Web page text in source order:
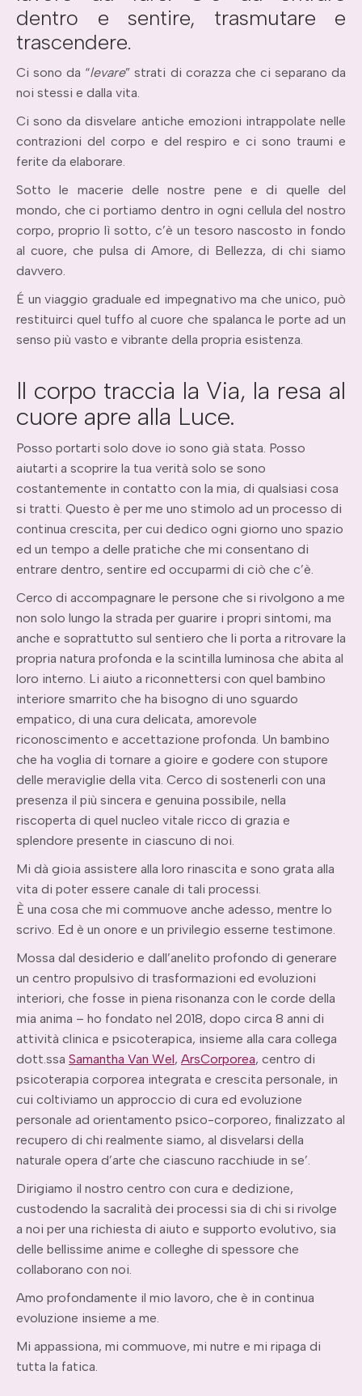
dentro e sentire, trasmutare e
trascendere.
Ci sono da “levare” strati di corazza che ci separano da
noi stessi e dalla vita.
Ci sono da disvelare antiche emozioni intrappolate nelle
contrazioni del corpo e del respiro e ci sono traumi e
ferite da elaborare.
Sotto le macerie delle nostre pene e di quelle del
mondo, che ci portiamo dentro in ogni cellula del nostro
corpo, proprio lì sotto, c’è un tesoro nascosto in fondo
al cuore, che pulsa di Amore, di Bellezza, di chi siamo
davvero.
É un viaggio graduale ed impegnativo ma che unico, può
restituirci quel tuffo al cuore che spalanca le porte ad un
senso più vasto e vibrante della propria esistenza.
Il corpo traccia la Via, la resa al
cuore apre alla Luce.
Posso portarti solo dove io sono già stata. Posso
aiutarti a scoprire la tua verità solo se sono
costantemente in contatto con la mia, di qualsiasi cosa
si tratti. Questo è per me uno stimolo ad un processo di
continua crescita, per cui dedico ogni giorno uno spazio
ed un tempo a delle pratiche che mi consentano di
entrare dentro, sentire ed occuparmi di ciò che c’è.
Cerco di accompagnare le persone che si rivolgono a me
non solo lungo la strada per guarire i propri sintomi, ma
anche e soprattutto sul sentiero che li porta a ritrovare la
propria natura profonda e la scintilla luminosa che abita al
loro interno. Li aiuto a riconnettersi con quel bambino
interiore smarrito che ha bisogno di uno sguardo
empatico, di una cura delicata, amorevole
riconoscimento e accettazione profonda. Un bambino
che ha voglia di tornare a gioire e godere con stupore
delle meraviglie della vita. Cerco di sostenerli con una
presenza il più sincera e genuina possibile, nella
riscoperta di quel nucleo vitale ricco di grazia e
splendore presente in ciascuno di noi.
Mi dà gioia assistere alla loro rinascita e sono grata alla
vita di poter essere canale di tali processi.
È una cosa che mi commuove anche adesso, mentre lo
scrivo. Ed è un onore e un privilegio esserne testimone.
Mossa dal desiderio e dall’anelito profondo di generare
un centro propulsivo di trasformazioni ed evoluzioni
interiori, che fosse in piena risonanza con le corde della
mia anima – ho fondato nel 2018, dopo circa 8 anni di
attività clinica e psicoterapica, insieme alla cara collega
dott.ssa Samantha Van Wel, ArsCorporea, centro di
psicoterapia corporea integrata e crescita personale, in
cui coltiviamo un approccio di cura ed evoluzione
personale ad orientamento psico-corporeo, finalizzato al
recupero di chi realmente siamo, al disvelarsi della
naturale opera d’arte che ciascuno racchiude in se’.
Dirigiamo il nostro centro con cura e dedizione,
custodendo la sacralità dei processi sia di chi si rivolge
a noi per una richiesta di aiuto e supporto evolutivo, sia
delle bellissime anime e colleghe di spessore che
collaborano con noi.
Amo profondamente il mio lavoro, che è in continua
evoluzione insieme a me.
Mi appassiona, mi commuove, mi nutre e mi ripaga di
tutta la fatica.